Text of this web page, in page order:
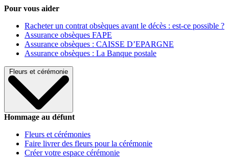
Pour vous aider
Racheter un contrat obsèques avant le décès : est-ce possible ?
Assurance obsèques FAPE
Assurance obsèques : CAISSE D’EPARGNE
Assurance obsèques : La Banque postale
Fleurs et cérémonie
Hommage au défunt
Fleurs et cérémonies
Faire livrer des fleurs pour la cérémonie
Créer votre espace cérémonie